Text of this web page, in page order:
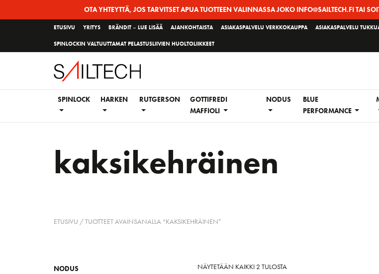
OTA YHTEYTTÄ, JOS TARVITSET APUA TUOTTEEN VALINNASSA JOKO INFO@SAILTECH.FI TAI
ETUSIVU YRITYS BRÄNDIT – LUE LISÄÄ AJANKOHTAISTA ASIAKASPALVELU VERKKOKAUPPA ASIAKASPALVELU
SPINLOCKIN VALTUUTTAMAT PELASTUSLIIVIEN HUOLTOLIIKKEET
SPINLOCK HARKEN RUTGERSON
GOTTIFREDI
MAFFIOLI
NODUS
BLUE
PERFORMANCE
kaksikehräinen
ETUSIVU / TUOTTEET AVAINSANALLA “KAKSIKEHRÄINEN”
NODUS
NÄYTETÄÄN KAIKKI 2 TULOSTA